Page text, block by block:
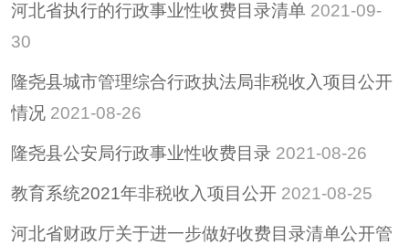
河北省执行的行政事业性收费目录清单 2021-09-
30
隆尧县城市管理综合行政执法局非税收入项目公开
情况 2021-08-26
隆尧县公安局行政事业性收费目录 2021-08-26
教育系统2021年非税收入项目公开 2021-08-25
河北省财政厅关于进一步做好收费目录清单公开管